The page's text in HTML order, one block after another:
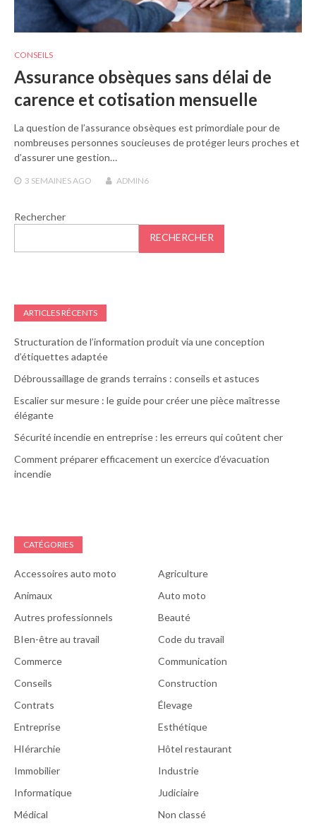
CONSEILS
Assurance obsèques sans délai de
carence et cotisation mensuelle
La question de l’assurance obsèques est primordiale pour de
nombreuses personnes soucieuses de protéger leurs proches et
d’assurer une gestion…
3 SEMAINESAGO ADMIN6
Rechercher
RECHERCHER
ARTICLES RÉCENTS
Structuration de l’information produit via une conception
d’étiquettes adaptée
Débroussaillage de grands terrains : conseils et astuces
Escalier sur mesure : le guide pour créer une pièce maîtresse
élégante
Sécurité incendie en entreprise : les erreurs qui coûtent cher
Comment préparer efficacement un exercice d’évacuation
incendie
CATÉGORIES
Accessoires auto moto
Agriculture
Animaux
Auto moto
Autres professionnels
Beauté
BIen-être au travail
Code du travail
Commerce
Communication
Conseils
Construction
Contrats
Élevage
Entreprise
Esthétique
HIérarchie
Hôtel restaurant
Immobilier
Industrie
Informatique
Judiciaire
Médical
Non classé